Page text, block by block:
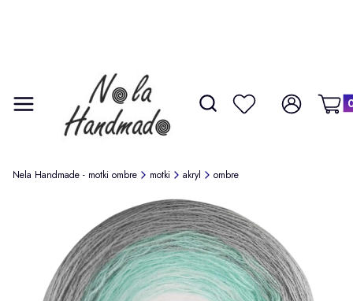
Menu Otwórz wyszukiwarkę
Szukaj Ulubione Zaloguj się
Nela Handmade - motki ombre motki akryl ombre